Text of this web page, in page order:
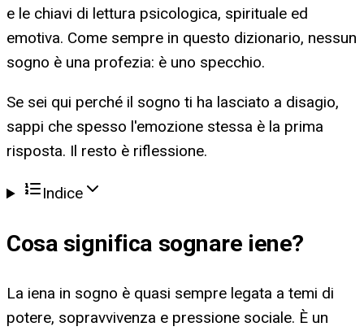
e le chiavi di lettura psicologica, spirituale ed
emotiva. Come sempre in questo dizionario, nessun
sogno è una profezia: è uno specchio.
Se sei qui perché il sogno ti ha lasciato a disagio,
sappi che spesso l'emozione stessa è la prima
risposta. Il resto è riflessione.
Indice
Cosa significa sognare iene?
La iena in sogno è quasi sempre legata a temi di
potere, sopravvivenza e pressione sociale. È un